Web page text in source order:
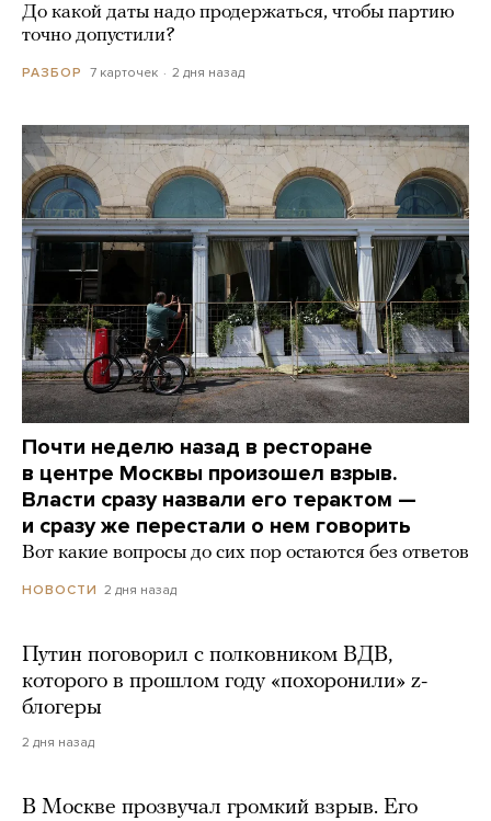
До какой даты надо продержаться, чтобы партию
точно допустили?
РАЗБОР 7 карточек 2 дня назад
Почти неделю назад в ресторане
в центре Москвы произошел взрыв.
Власти сразу назвали его терактом —
и сразу же перестали о нем говорить
Вот какие вопросы до сих пор остаются без ответов
НОВОСТИ 2 дня назад
Путин поговорил с полковником ВДВ,
которого в прошлом году «похоронили» z-
блогеры
2 дня назад
В Москве прозвучал громкий взрыв. Его